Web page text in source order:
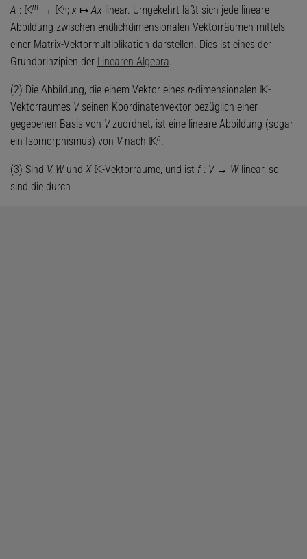
A : 𝕂m → 𝕂n; x ↦Ax linear. Umgekehrt läßt sich jede lineare
Abbildung zwischen endlichdimensionalen Vektorräumen mittels
einer Matrix-Vektormultiplikation darstellen. Dies ist eines der
Grundprinzipien der Linearen Algebra.
(2) Die Abbildung, die einem Vektor eines n-dimensionalen 𝕂-
Vektorraumes Vseinen Koordinatenvektor bezüglich einer
gegebenen Basis von Vzuordnet, ist eine lineare Abbildung (sogar
ein Isomorphismus) von Vnach 𝕂n.
(3) Sind V, Wund X𝕂-Vektorräume, und ist f: V→ Wlinear, so
sind die durch